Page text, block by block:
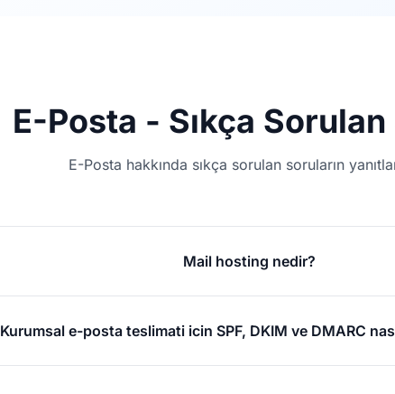
E-Posta - Sıkça
E-Posta hakkında sıkç a sorulan soruların
Mail hosting nedir?
Kurumsal e-posta teslimati icin SPF, DKIM ve DMARC